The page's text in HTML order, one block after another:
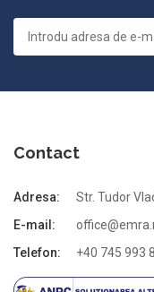
Contact
Adresa:
Str. Tudor
E-mail:
Telefon:
+40 745 993